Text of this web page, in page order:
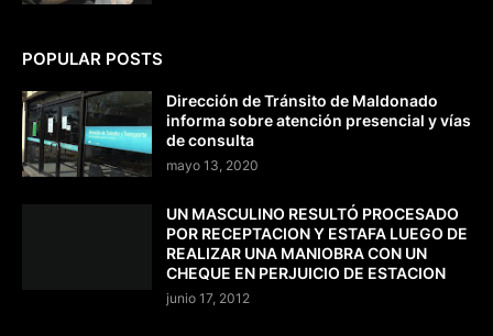
POPULAR POSTS
Dirección de Tránsito de Maldonado
informa sobre atención presencial y vías
de consulta
mayo 13, 2020
UN MASCULINO RESULTÓ PROCESADO
POR RECEPTACION Y ESTAFA LUEGO DE
REALIZAR UNA MANIOBRA CON UN
CHEQUE EN PERJUICIO DE ESTACION
junio 17, 2012